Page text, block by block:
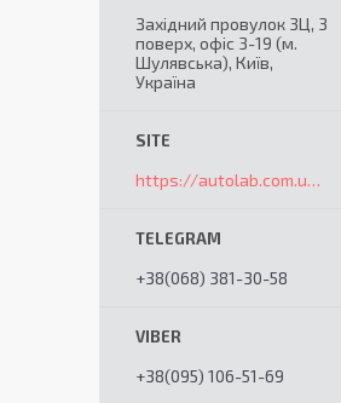
Західний провулок 3Ц, 3
поверх, офіс 3-19 (м.
Шулявська), Київ,
Україна
https://autolab.com.ua/ua/
+38(068) 381-30-58
+38(095) 106-51-69